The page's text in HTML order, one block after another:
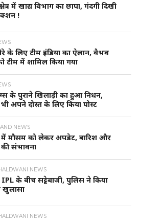
क्षेत्र में खाद्य विभाग का छापा, गंदगी दिखी
!
के लिए टीम इंडिया का ऐलान, वैभव
टीम में शामिल किया गया
के पुराने खिलाड़ी का हुआ निधन,
अपने दोस्त के लिए किया पोस्ट
NEWS
में मौसम को लेकर अपडेट, बारिश और
संभावना
NEWS
IPL के बीच सट्टेबाजी, पुलिस ने किया
खुलासा
NEWS